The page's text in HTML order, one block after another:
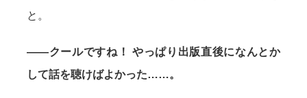
と。
——クールですね！ やっぱり出版直後になんとか
して話を聴けばよかった……。